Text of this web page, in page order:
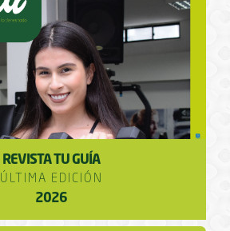
REVISTA TU GUÍA
ÚLTIMA EDICIÓN
2026